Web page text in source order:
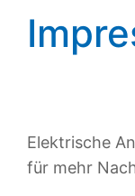
Elektrische
für mehr